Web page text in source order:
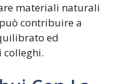
materiali naturali
contribuire a
ed
colleghi.